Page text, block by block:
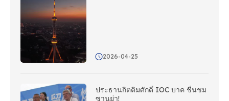
2026-04-25
ประธานกิตติมศักดิ์ IOC บาค ชื่นชม
ซานย่า!